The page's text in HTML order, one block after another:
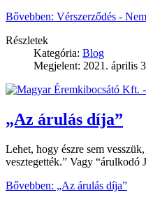
Bővebben: Vérszerződés -
Részletek
Kategória: Blog
Megjelent: 2021. április
„Az árulás díja”
Lehet, hogy észre sem
vesztegették.” Vagy “árulkodó
Bővebben: „Az árulás díja”